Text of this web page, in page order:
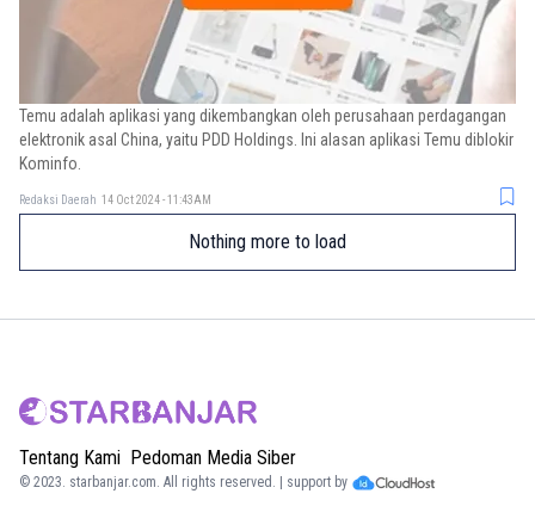
Temu adalah aplikasi yang dikembangkan oleh perusahaan perdagangan
elektronik asal China, yaitu PDD Holdings. Ini alasan aplikasi Temu diblokir
Kominfo.
Redaksi Daerah 14 Oct 2024 - 11:43AM
Nothing more to load
Tentang Kami Pedoman Media Siber
© 2023. starbanjar.com. All rights reserved. | support by